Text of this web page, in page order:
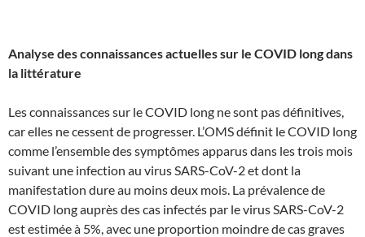
Analyse des connaissances actuelles sur le COVID long dans
la littérature
Les connaissances sur le COVID long ne sont pas définitives,
car elles ne cessent de progresser. L’OMS définit le COVID long
comme l’ensemble des symptômes apparus dans les trois mois
suivant une infection au virus SARS-CoV-2 et dont la
manifestation dure au moins deux mois. La prévalence de
COVID long auprès des cas infectés par le virus SARS-CoV-2
est estimée à 5%, avec une proportion moindre de cas graves